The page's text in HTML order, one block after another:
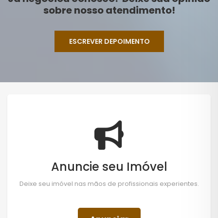
sobre nosso atendimento!
ESCREVER DEPOIMENTO
Anuncie seu Imóvel
Deixe seu imóvel nas mãos de profissionais experientes.